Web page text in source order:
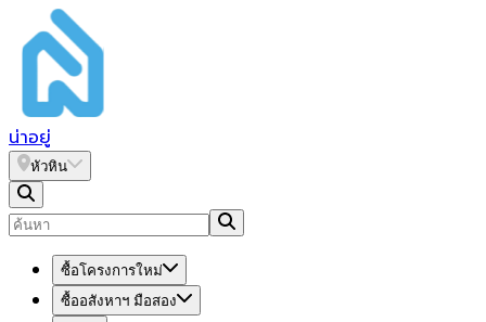
น่าอยู่
หัวหิน
ซื้อโครงการใหม่
ซื้ออสังหาฯ มือสอง